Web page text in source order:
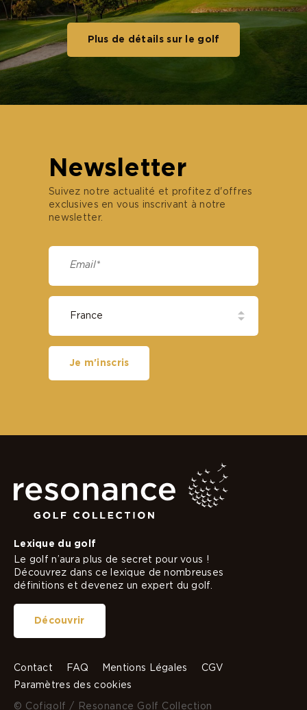
Plus de détails sur le golf
Lexique du golf
Le golf n’aura plus de secret pour vous !
Découvrez dans ce lexique de nombreuses
définitions et devenez un expert du golf.
Découvrir
Contact FAQ Mentions Légales
CGV
Paramètres des cookies
© Cofigolf / Resonance Golf Collection
Newsletter
Suivez notre actualité et profitez d'offres
exclusives en vous inscrivant à notre
newsletter.
Je m'inscris